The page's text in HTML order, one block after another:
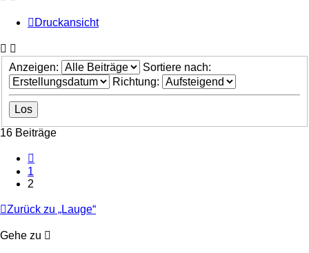
Druckansicht
Anzeigen:
Sortiere nach:
Richtung:
16 Beiträge
1
2
Zurück zu „Lauge“
Gehe zu